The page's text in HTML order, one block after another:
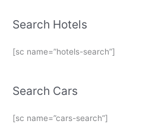
Search Hotels
[sc name=”hotels-search”]
Search Cars
[sc name=”cars-search”]